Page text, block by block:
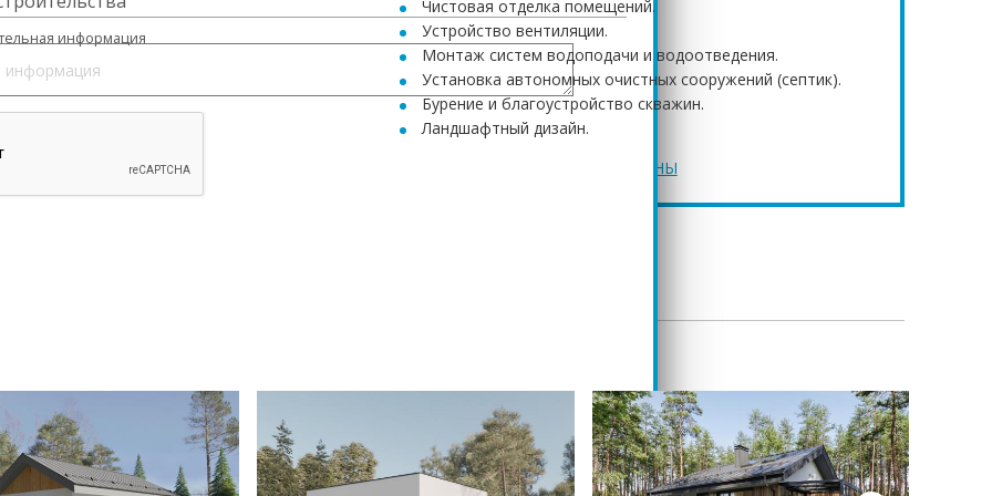
информация
Чистовая отделка помещений.
Устройство вентиляции.
Монтаж систем водоподачи и водоотведения.
Установка автономных очистных сооружений (септик).
Бурение и благоустройство скважин.
Ландшафтный дизайн.
Узнайте подробнее в разделе ЦЕНЫ